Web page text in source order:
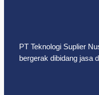
PT Teknologi Suplier
bergerak dibidang jasa